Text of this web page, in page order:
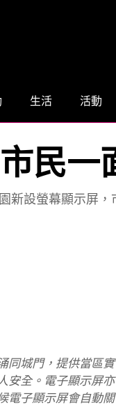
生活 活動
民一
新設螢幕顯示屏，
同城門，提供當區實
安全。電子顯示屏亦
電子顯示屏會自動關